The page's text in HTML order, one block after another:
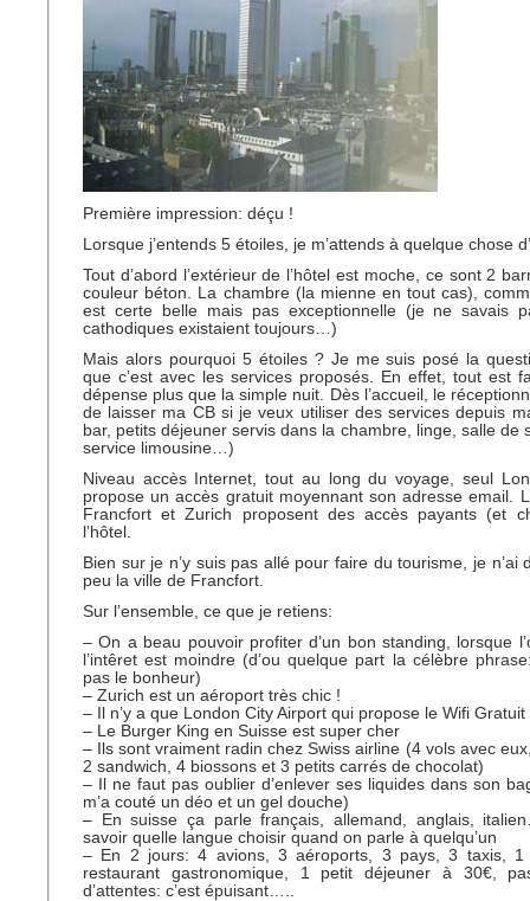
Première impression: déçu !
Lorsque j’entends 5 étoiles, je m’attends à quelque chose
Tout d’abord l’extérieur de l’hôtel est moche, ce sont 2
couleur béton. La chambre (la mienne en tout cas),
est certe belle mais pas exceptionnelle (je ne savais
cathodiques existaient toujours…)
Mais alors pourquoi 5 étoiles ? Je me suis posé la
que c’est avec les services proposés. En effet, tout est
dépense plus que la simple nuit. Dès l’accueil, le
de laisser ma CB si je veux utiliser des services depuis
bar, petits déjeuner servis dans la chambre, linge, salle de
service limousine…)
Niveau accès Internet, tout au long du voyage, seul
propose un accès gratuit moyennant son adresse email.
Francfort et Zurich proposent des accès payants (et
l’hôtel.
Bien sur je n’y suis pas allé pour faire du tourisme, je n’ai
peu la ville de Francfort.
Sur l’ensemble, ce que je retiens:
– On a beau pouvoir profiter d’un bon standing, lorsque
l’intêret est moindre (d’ou quelque part la célèbre
pas le bonheur)
– Zurich est un aéroport très chic !
– Il n’y a que London City Airport qui propose le Wifi Gratuit
– Le Burger King en Suisse est super cher
– Ils sont vraiment radin chez Swiss airline (4 vols avec
2 sandwich, 4 biossons et 3 petits carrés de chocolat)
– Il ne faut pas oublier d’enlever ses liquides dans son
m’a couté un déo et un gel douche)
– En suisse ça parle français, allemand, anglais,
savoir quelle langue choisir quand on parle à quelqu’un
– En 2 jours: 4 avions, 3 aéroports, 3 pays, 3 taxis, 1
restaurant gastronomique, 1 petit déjeuner à 30€,
d’attentes: c’est épuisant…..